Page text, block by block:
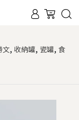
文, 收納罐, 瓷罐, 食